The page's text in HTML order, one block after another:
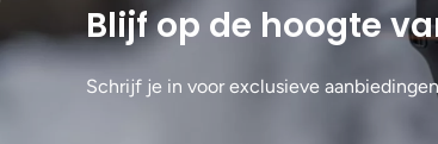
Blijf op de hoogte
Schrijf je in voor exclusieve